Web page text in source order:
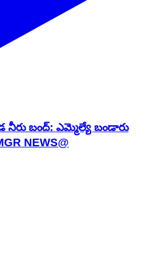
నీరు బంద్: ఎమ్మెల్యే బండారు
NEWS@